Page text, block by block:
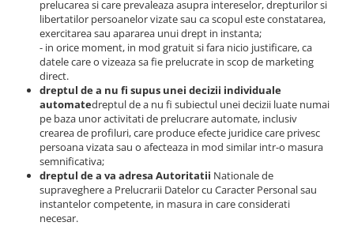
prelucarea si care prevaleaza asupra intereselor, drepturilor si
libertatilor persoanelor vizate sau ca scopul este constatarea,
exercitarea sau apararea unui drept in instanta;
- in orice moment, in mod gratuit si fara nicio justificare, ca
datele care o vizeaza sa fie prelucrate in scop de marketing
direct.
dreptul de a nu fi supus unei decizii individuale
automatedreptul de a nu fi subiectul unei decizii luate numai
pe baza unor activitati de prelucrare automate, inclusiv
crearea de profiluri, care produce efecte juridice care privesc
persoana vizata sau o afecteaza in mod similar intr-o masura
semnificativa;
dreptul de a va adresa Autoritatii Nationale de
supraveghere a Prelucrarii Datelor cu Caracter Personal sau
instantelor competente, in masura in care considerati
necesar.